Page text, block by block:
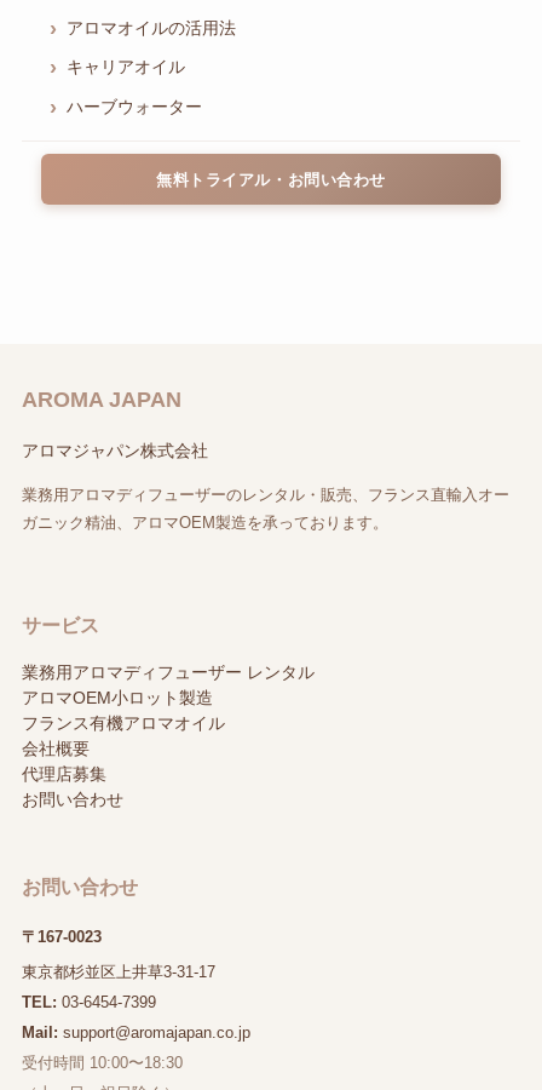
アロマオイルの活用法
キャリアオイル
ハーブウォーター
無料トライアル・お問い合わせ
AROMA JAPAN
アロマジャパン株式会社
業務用アロマディフューザーのレンタル・販売、フランス直輸入オー
ガニック精油、アロマOEM製造を承っております。
サービス
業務用アロマディフューザー レンタル
アロマOEM小ロット製造
フランス有機アロマオイル
会社概要
代理店募集
お問い合わせ
お問い合わせ
〒167-0023
東京都杉並区上井草3-31-17
TEL: 03-6454-7399
Mail: support@aromajapan.co.jp
受付時間 10:00〜18:30